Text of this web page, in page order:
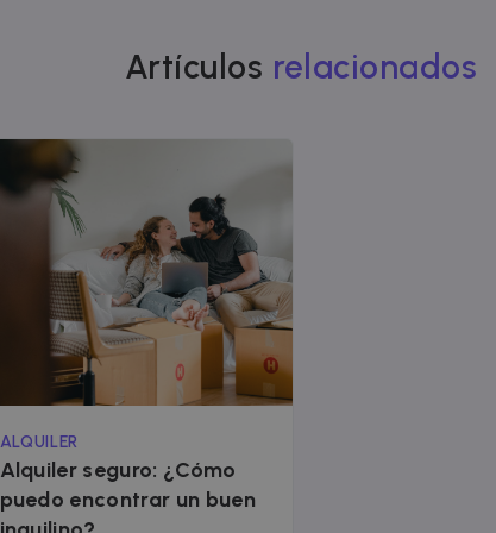
Artículos relacionados
ALQUILER
Alquiler seguro: ¿Cómo
puedo encontrar un buen